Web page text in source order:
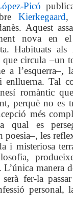
Picó
Kierkegaard,
Aquest
nova en
Habituats
circula –un
a l’esquerra–,
enlluerna. Tal
romàntic
perquè no es
més
qual es
poesia–, les
i misteriosa
L’única manera
fer-la
personal,